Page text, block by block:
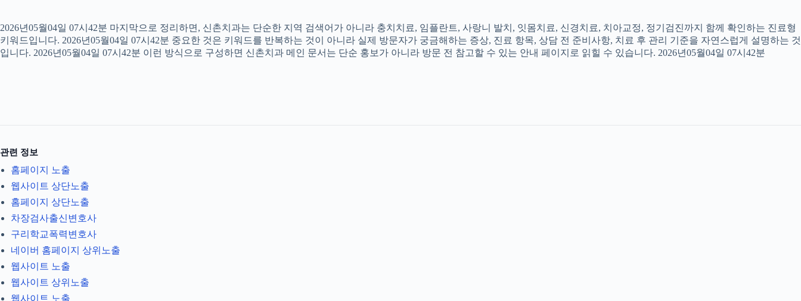
2026년05월04일 07시42분 마지막으로 정리하면, 신촌치과는 단순한 지역 검색어가 아니라 충치치료, 임플란트, 사랑니 발치, 잇몸치료, 신경치료, 치아교정, 정기검진까지 함께 확인하는 진료형
키워드입니다. 2026년05월04일 07시42분 중요한 것은 키워드를 반복하는 것이 아니라 실제 방문자가 궁금해하는 증상, 진료 항목, 상담 전 준비사항, 치료 후 관리 기준을 자연스럽게 설명하는 것
입니다. 2026년05월04일 07시42분 이런 방식으로 구성하면 신촌치과 메인 문서는 단순 홍보가 아니라 방문 전 참고할 수 있는 안내 페이지로 읽힐 수 있습니다. 2026년05월04일 07시42분
관련 정보
홈페이지 노출
웹사이트 상단노출
홈페이지 상단노출
차장검사출신변호사
구리학교폭력변호사
네이버 홈페이지 상위노출
웹사이트 노출
웹사이트 상위노출
웹사이트 노출